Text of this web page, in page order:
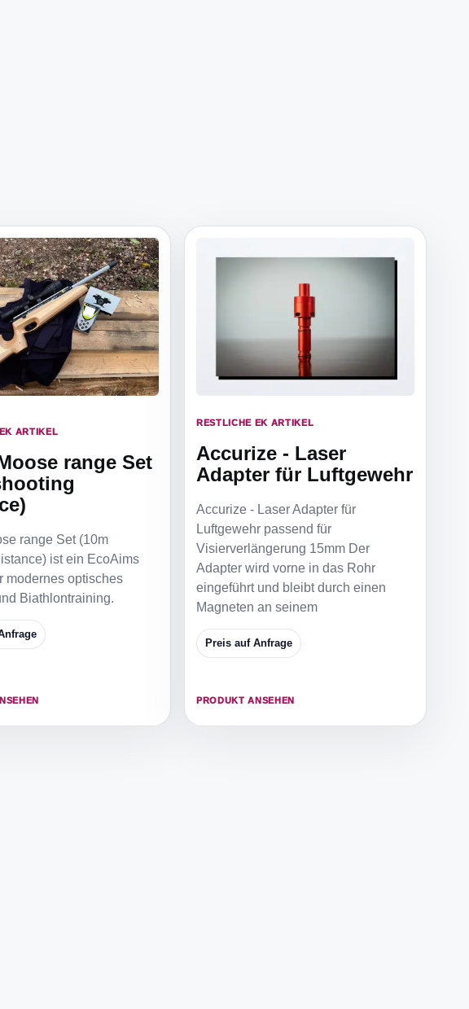
ARTIKEL
range Set
range Set (10m
ist ein EcoAims
modernes optisches
Biathlontraining.
RESTLICHE EK ARTIKEL
Accurize - Laser
Adapter für Luftgewehr
Accurize - Laser Adapter für
Luftgewehr passend für
Visierverlängerung 15mm Der
Adapter wird vorne in das Rohr
eingeführt und bleibt durch einen
Magneten an seinem
Preis auf Anfrage
PRODUKT ANSEHEN